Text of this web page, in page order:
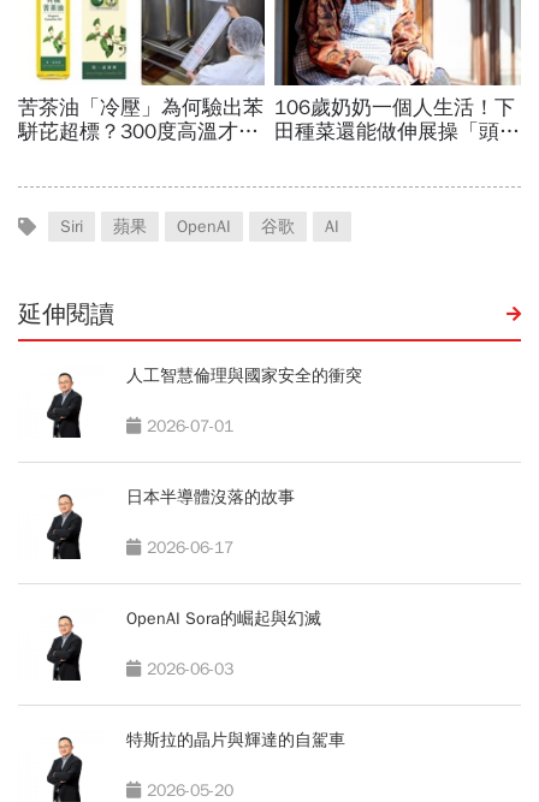
Siri 蘋果 OpenAI 谷歌 AI
延伸閱讀
人工智慧倫理與國家安全的衝突
2026-07-01
日本半導體沒落的故事
2026-06-17
OpenAI Sora的崛起與幻滅
2026-06-03
特斯拉的晶片與輝達的自駕車
2026-05-20